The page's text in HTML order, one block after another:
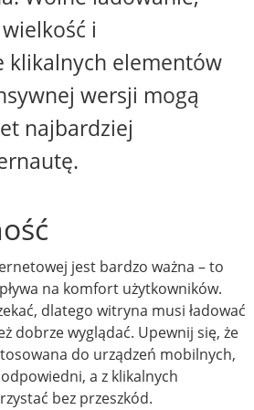
i
klikalnych elementów
wersji mogą
najbardziej
jest bardzo ważna – to
na komfort użytkowników.
dlatego witryna musi ładować
dobrze wyglądać. Upewnij się, że
do urządzeń mobilnych,
a z klikalnych
bez przeszkód.